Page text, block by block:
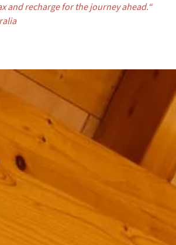
and recharge for the journey ahead.“